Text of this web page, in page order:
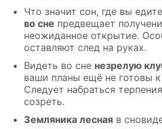
Что значит сон, где вы
во сне предвещает
неожиданное открытие.
оставляют след на руках.
Видеть во сне незрелую
ваши планы ещё не готовы
Следует набраться
созреть.
Земляника лесная в